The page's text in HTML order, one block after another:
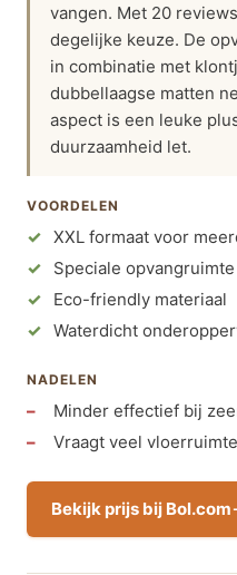
vangen. Met 20
degelijke keuze. De
in combinatie met
dubbellaagse matten
aspect is een leuke
duurzaamheid let.
VOORDELEN
XXL formaat voor
Speciale
Eco-friendly materiaal
Waterdicht
NADELEN
Minder effectief bij
Vraagt veel vloerruimte
Bekijk prijs bij Bol.com